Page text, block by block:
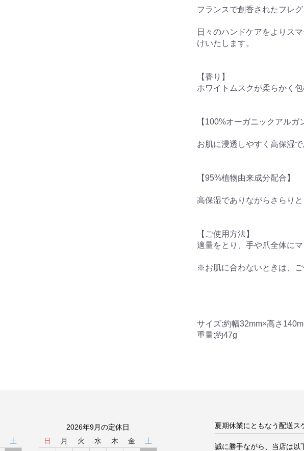
フランスで創香されたフレ
日々のハンドケアをよりス
けいたします。
【香り】
ホワイトムスクが柔らかく
【100%オーガニックアルガ
お肌に浸透しやすく高保湿
【95%植物由来成分配合】
高保湿でありながらさらり
【ご使用方法】
適量をとり、手や爪全体に
※お肌に合わないときは、ご
サイズ:約幅32mm×高さ
重量:約47g
土
2026年9月の定休日
日
月 火 水 木 金
土
夏期休業にともなう配送ス
誠に勝手ながら、当店は以